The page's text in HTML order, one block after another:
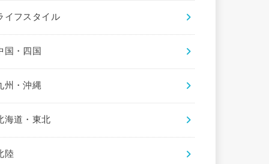
イフスタイル
国・四国
州・沖縄
海道・東北
陸